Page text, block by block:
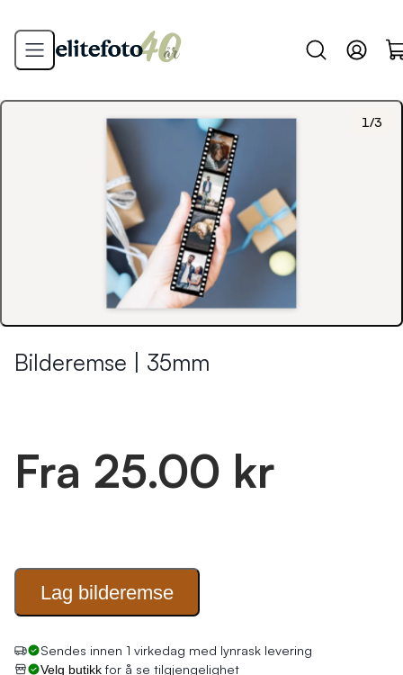
1 /3
Bilderemse | 35mm
Fra 25.00 kr
Lag bilderemse
Sendes innen 1 virkedag med lynrask levering
Velg butikkfor å se tilgjengelighet